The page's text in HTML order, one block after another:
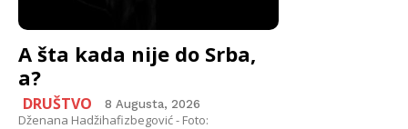
A šta kada nije do Srba,
a?
DRUŠTVO 8 Augusta, 2026
Dženana Hadžihafizbegović - Foto: